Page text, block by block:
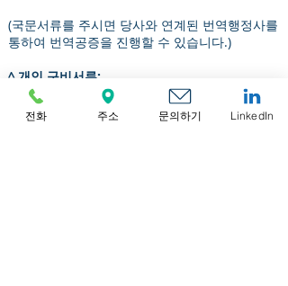
(국문서류를 주시면 당사와 연계된 번역행정사를
통하여 번역공증을 진행할 수 있습니다.)
^ 개인 구비서류:
1) 여권사본
2) 여권사본에 대한 원본사실인증
- 한국 여권: 영문여권사본증명서 (구청 혹은
전화 주소 문의하기 LinkedIn